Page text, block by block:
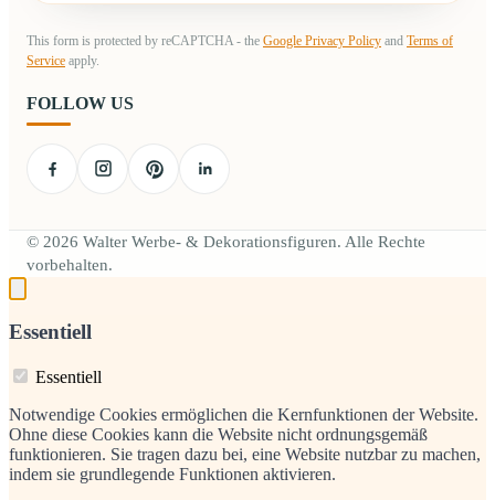
This form is protected by reCAPTCHA - the Google Privacy Policy and Terms of
Service apply.
FOLLOW US
© 2026 Walter Werbe- & Dekorationsfiguren. Alle Rechte
vorbehalten.
Essentiell
Essentiell
Notwendige Cookies ermöglichen die Kernfunktionen der Website.
Ohne diese Cookies kann die Website nicht ordnungsgemäß
funktionieren. Sie tragen dazu bei, eine Website nutzbar zu machen,
indem sie grundlegende Funktionen aktivieren.